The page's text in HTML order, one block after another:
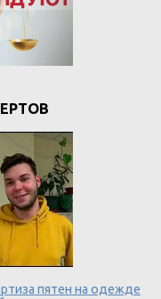
пятен на одежде